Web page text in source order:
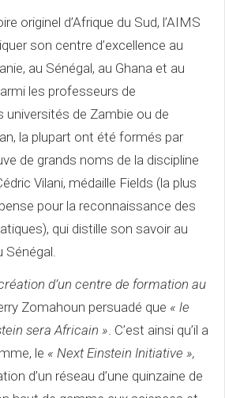
originel d’Afrique du Sud, l’AIMS
son centre d’excellence au
au Sénégal, au Ghana et au
les professeurs de
de Zambie ou de
la plupart ont été formés par
de grands noms de la discipline
Vilani, médaille Fields (la plus
pour la reconnaissance des
qui distille son savoir au
Sénégal.
d’un centre de formation au
Zomahoun persuadé que « le
sera Africain ». C’est ainsi qu’il a
le « Next Einstein Initiative »,
d’un réseau d’une quinzaine de